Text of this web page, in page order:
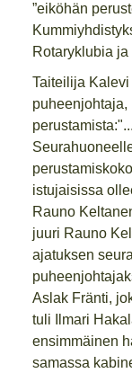
”eiköhän
Rotaryklubia
Taiteilija
puheenjohtaja,
istujaisissa
Rauno
juuri Rauno
ajatuksen
Aslak Fränti,
tuli Ilmari
ensimmäinen
samassa